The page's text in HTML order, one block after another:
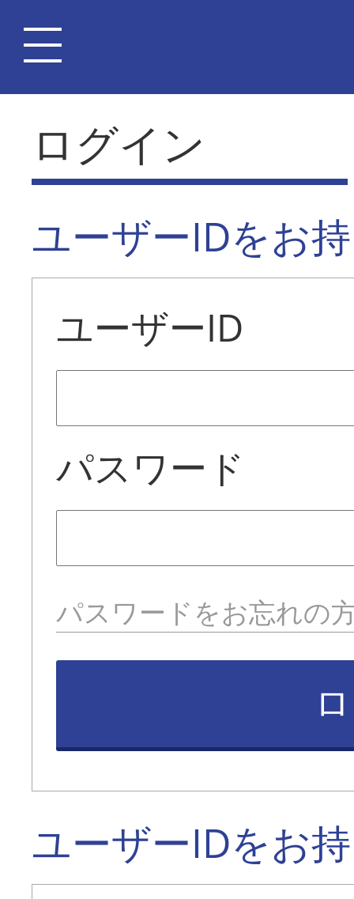
ログイン
ユーザーIDをお
ユーザーID
パスワード
パスワードをお忘れの
ユーザーIDをお